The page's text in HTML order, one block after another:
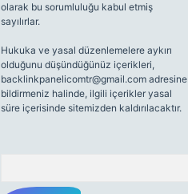
olarak bu sorumluluğu kabul etmiş
sayılırlar.
Hukuka ve yasal düzenlemelere aykırı
olduğunu düşündüğünüz içerikleri,
backlinkpanelicomtr@gmail.comadresine
bildirmeniz halinde, ilgili içerikler yasal
süre içerisinde sitemizden kaldırılacaktır.